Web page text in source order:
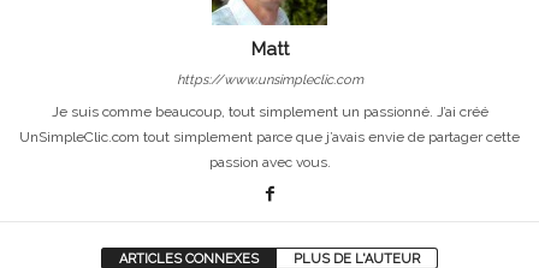
Matt
https://www.unsimpleclic.com
Je suis comme beaucoup, tout simplement un passionné. J’ai créé
UnSimpleClic.com tout simplement parce que j’avais envie de partager cette
passion avec vous.
ARTICLES CONNEXES PLUS DE L'AUTEUR